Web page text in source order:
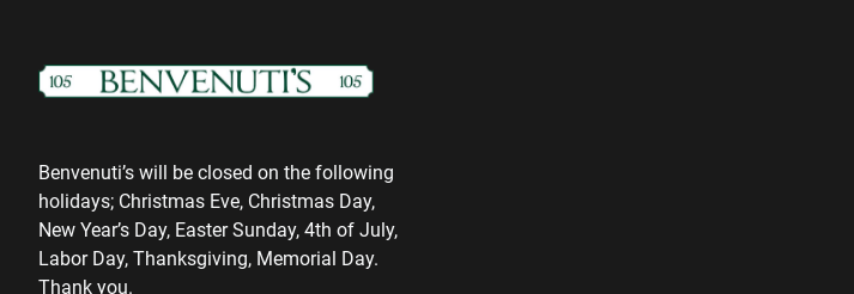
Benvenuti’s will be closed on the following
holidays; Christmas Eve, Christmas Day,
New Year’s Day, Easter Sunday, 4th of July,
Labor Day, Thanksgiving, Memorial Day.
Thank you.